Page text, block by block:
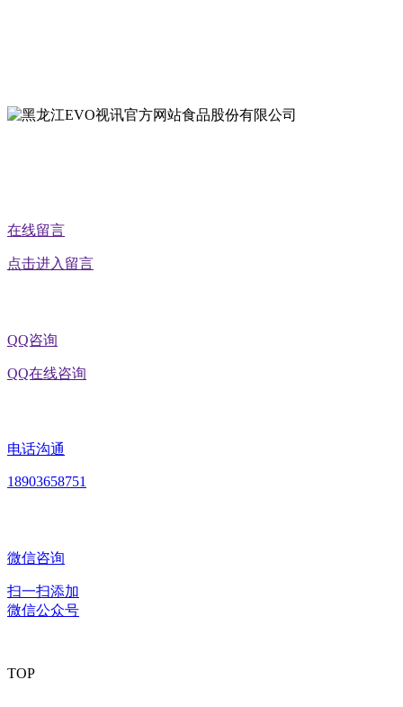
在线留言
点击进入留言
QQ咨询
QQ在线咨询
电话沟通
18903658751
微信咨询
扫一扫添加
微信公众号
TOP